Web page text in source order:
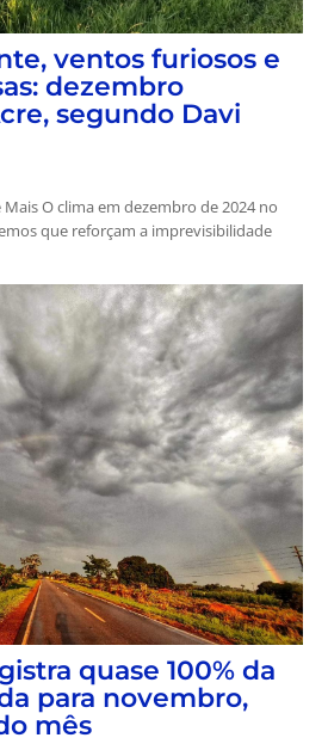
ventos furiosos e
dezembro
segundo Davi
O clima em dezembro de 2024 no
que reforçam a imprevisibilidade
quase 100% da
para novembro,
mês